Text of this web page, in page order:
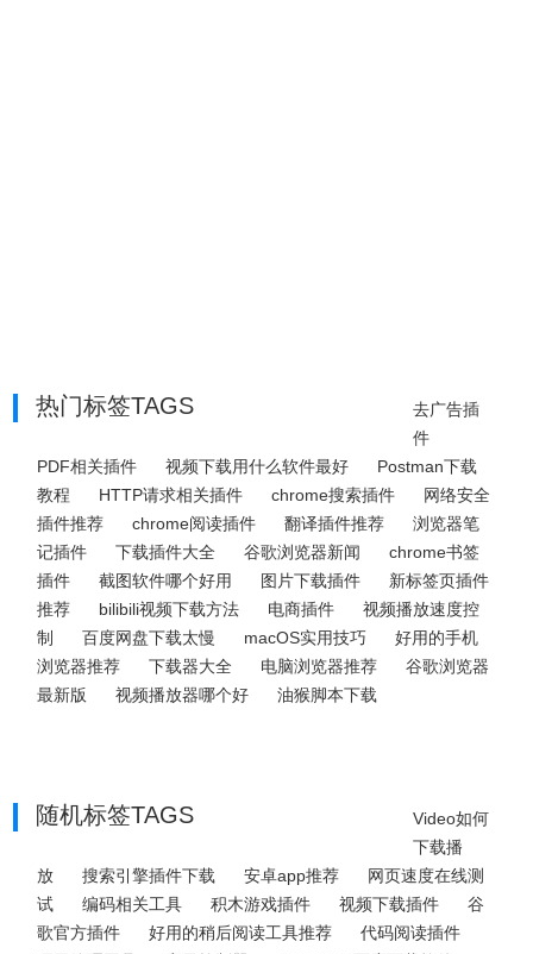
热门标签TAGS
去广告插
件
PDF相关插件
视频下载用什么软件最好
Postman下载
教程
HTTP请求相关插件 chrome搜索插件
网络安全
插件推荐
chrome阅读插件 翻译插件推荐
浏览器笔
记插件
下载插件大全 谷歌浏览器新闻
chrome书签
插件
截图软件哪个好用 图片下载插件
新标签页插件
推荐
bilibili视频下载方法 电商插件
视频播放速度控
制
百度网盘下载太慢 macOS实用技巧
好用的手机
浏览器推荐
下载器大全 电脑浏览器推荐
谷歌浏览器
最新版
视频播放器哪个好 油猴脚本下载
随机标签TAGS
Video如何
下载播
放
搜索引擎插件下载 安卓app推荐
网页速度在线测
试
编码相关工具 积木游戏插件 视频下载插件
谷
歌官方插件
好用的稍后阅读工具推荐
代码阅读插件